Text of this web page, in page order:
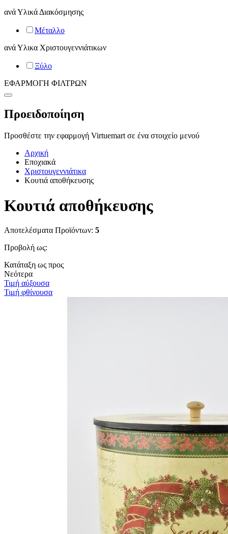
ανάΥλικά Διακόσμησης
Μέταλλο
ανάΥλικα Χριστουγεννιάτικων
Ξύλο
ΕΦΑΡΜΟΓΗ ΦΙΛΤΡΩΝ
Προειδοποίηση
Προσθέστε την εφαρμογή Virtuemart σε ένα στοιχείο μενού
Αρχική
Εποχιακά
Χριστουγεννιάτικα
Κουτιά αποθήκευσης
Κουτιά αποθήκευσης
Αποτελέσματα Προϊόντων: 5
Προβολή ως:
Κατάταξη ως προς
Νεότερα
Τιμή αύξουσα
Τιμή φθίνουσα